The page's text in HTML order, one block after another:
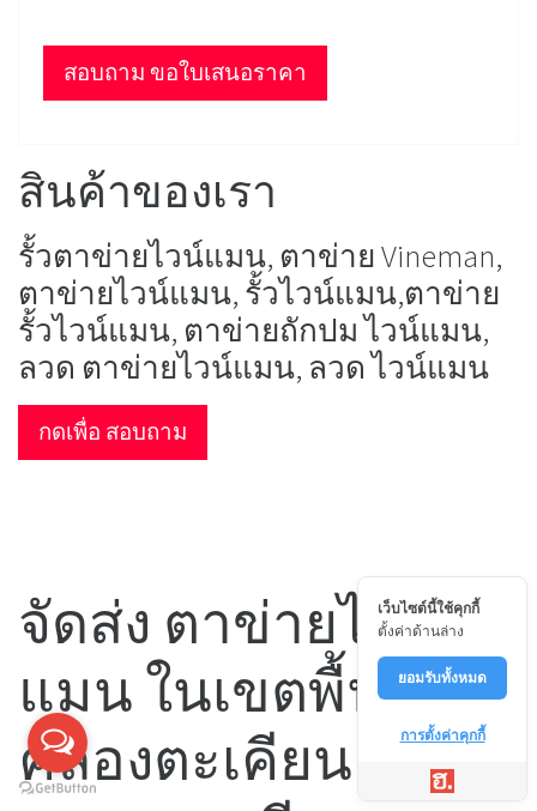
สอบถาม ขอใบเสนอราคา
สินค้าของเรา
รั้วตาข่ายไวน์แมน, ตาข่าย Vineman,
ตาข่ายไวน์แมน, รั้วไวน์แมน,ตาข่าย
รั้วไวน์แมน, ตาข่ายถักปม ไวน์แมน,
ลวด ตาข่ายไวน์แมน, ลวด ไวน์แมน
กดเพื่อ สอบถาม
จัดส่ง ตาข่ายไวน์
แมน ในเขตพื้นที่
คลองตะเคียน
เว็บไซต์นี้ใช้คุกกี้
ตั้งค่าด้านล่าง
ยอมรับทั้งหมด
การตั้งค่าคุกกี้